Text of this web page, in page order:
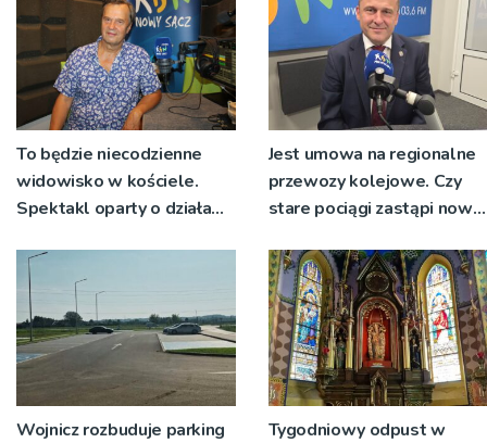
To będzie niecodzienne
widowisko w kościele.
Spektakl oparty o działa
Jest umowa na regionalne
przewozy kolejowe. Czy
stare pociągi zastąpi nowy
Wojnicz rozbuduje parking
Tygodniowy odpust w